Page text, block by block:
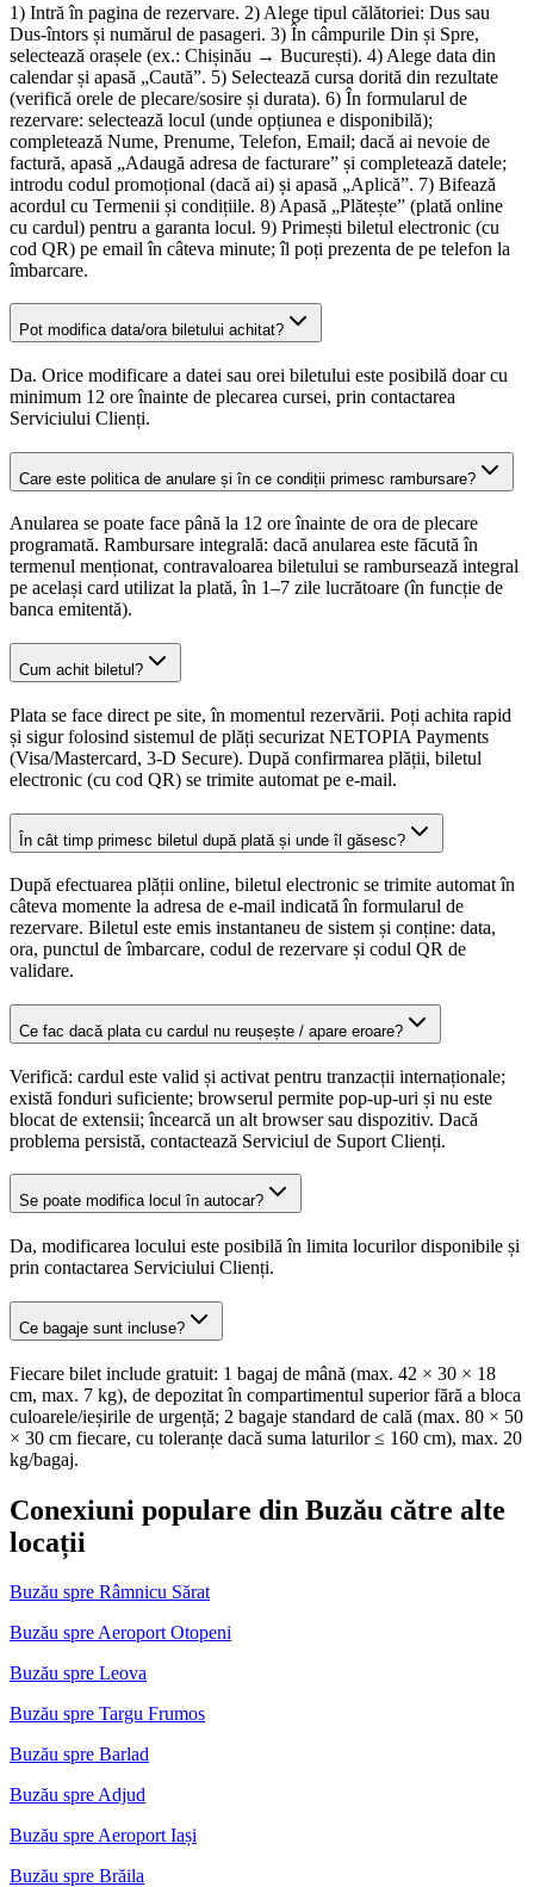
1) Intră în pagina de rezervare. 2) Alege tipul călătoriei: Dus sau
Dus-întors și numărul de pasageri. 3) În câmpurile Din și Spre,
selectează orașele (ex.: Chișinău → București). 4) Alege data din
calendar și apasă „Caută”. 5) Selectează cursa dorită din rezultate
(verifică orele de plecare/sosire și durata). 6) În formularul de
rezervare: selectează locul (unde opțiunea e disponibilă);
completează Nume, Prenume, Telefon, Email; dacă ai nevoie de
factură, apasă „Adaugă adresa de facturare” și completează datele;
introdu codul promoțional (dacă ai) și apasă „Aplică”. 7) Bifează
acordul cu Termenii și condițiile. 8) Apasă „Plătește” (plată online
cu cardul) pentru a garanta locul. 9) Primești biletul electronic (cu
cod QR) pe email în câteva minute; îl poți prezenta de pe telefon la
îmbarcare.
Pot modifica data/ora biletului achitat?
Da. Orice modificare a datei sau orei biletului este posibilă doar cu
minimum 12 ore înainte de plecarea cursei, prin contactarea
Serviciului Clienți.
Care este politica de anulare și în ce condiții primesc rambursare?
Anularea se poate face până la 12 ore înainte de ora de plecare
programată. Rambursare integrală: dacă anularea este făcută în
termenul menționat, contravaloarea biletului se rambursează integral
pe același card utilizat la plată, în 1–7 zile lucrătoare (în funcție de
banca emitentă).
Cum achit biletul?
Plata se face direct pe site, în momentul rezervării. Poți achita rapid
și sigur folosind sistemul de plăți securizat NETOPIA Payments
(Visa/Mastercard, 3-D Secure). După confirmarea plății, biletul
electronic (cu cod QR) se trimite automat pe e-mail.
În cât timp primesc biletul după plată și unde îl găsesc?
După efectuarea plății online, biletul electronic se trimite automat în
câteva momente la adresa de e-mail indicată în formularul de
rezervare. Biletul este emis instantaneu de sistem și conține: data,
ora, punctul de îmbarcare, codul de rezervare și codul QR de
validare.
Ce fac dacă plata cu cardul nu reușește / apare eroare?
Verifică: cardul este valid și activat pentru tranzacții internaționale;
există fonduri suficiente; browserul permite pop-up-uri și nu este
blocat de extensii; încearcă un alt browser sau dispozitiv. Dacă
problema persistă, contactează Serviciul de Suport Clienți.
Se poate modifica locul în autocar?
Da, modificarea locului este posibilă în limita locurilor disponibile și
prin contactarea Serviciului Clienți.
Ce bagaje sunt incluse?
Fiecare bilet include gratuit: 1 bagaj de mână (max. 42 × 30 × 18
cm, max. 7 kg), de depozitat în compartimentul superior fără a bloca
culoarele/ieșirile de urgență; 2 bagaje standard de cală (max. 80 × 50
× 30 cm fiecare, cu toleranțe dacă suma laturilor ≤ 160 cm), max. 20
kg/bagaj.
Conexiuni populare din Buzău către alte
locații
Buzău spre Râmnicu Sărat
Buzău spre Aeroport Otopeni
Buzău spre Leova
Buzău spre Targu Frumos
Buzău spre Barlad
Buzău spre Adjud
Buzău spre Aeroport Iași
Buzău spre Brăila